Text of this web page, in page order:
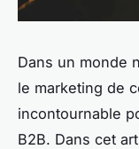
Dans un monde
le marketing de
incontournable
B2B. Dans cet